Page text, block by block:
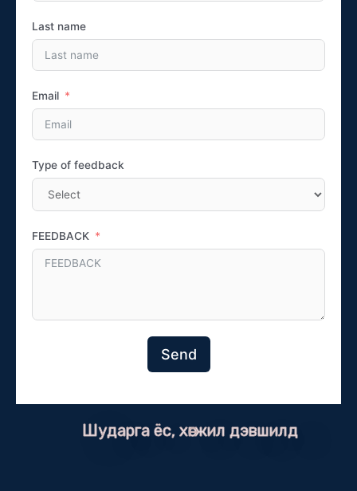
Last name
Email
Type of feedback
FEEDBACK
Send
Шударга ёс, хөгжил дэвшилд